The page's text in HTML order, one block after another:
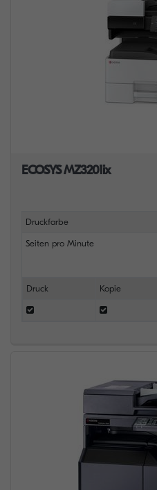
ECOSYS MZ3201ix
Druckfarbe
Seiten pro Minute
Druck Kopie